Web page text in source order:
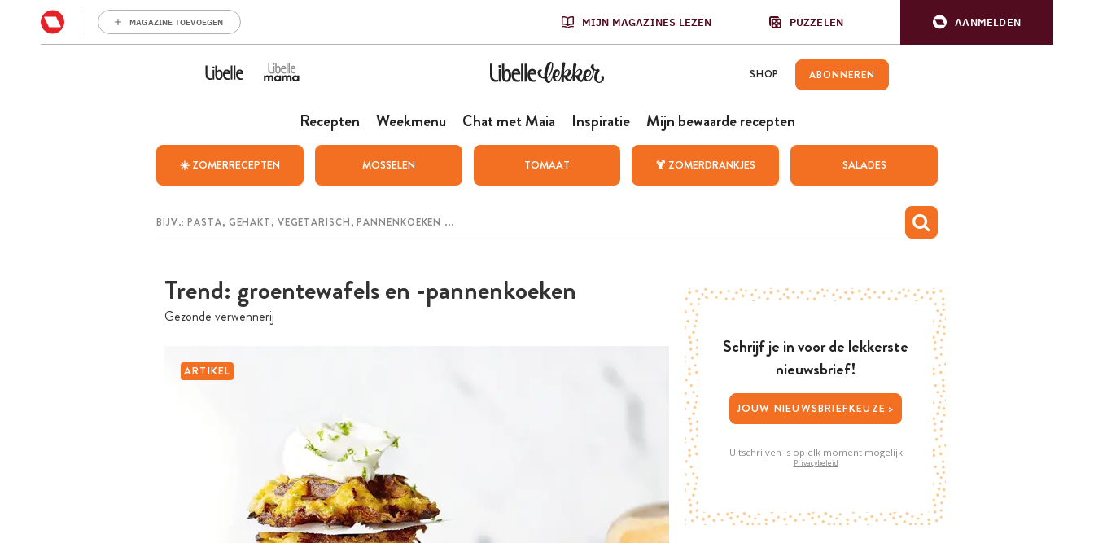
MAGAZINE TOEVOEGEN MIJN MAGAZINES LEZEN PUZZELEN AANMELDEN
SHOP ABONNEREN
Recepten Weekmenu Chat met Maia Inspiratie Mijn bewaarde recepten
☀️ ZOMERRECEPTEN MOSSELEN TOMAAT 🍹 ZOMERDRANKJES SALADES
Trend: groentewafels en -pannenkoeken
Gezonde verwennerij
ARTIKEL
Schrijf je in voor de lekkerste
nieuwsbrief!
JOUW NIEUWSBRIEFKEUZE >
Uitschrijven is op elk moment mogelijk
Privacybeleid